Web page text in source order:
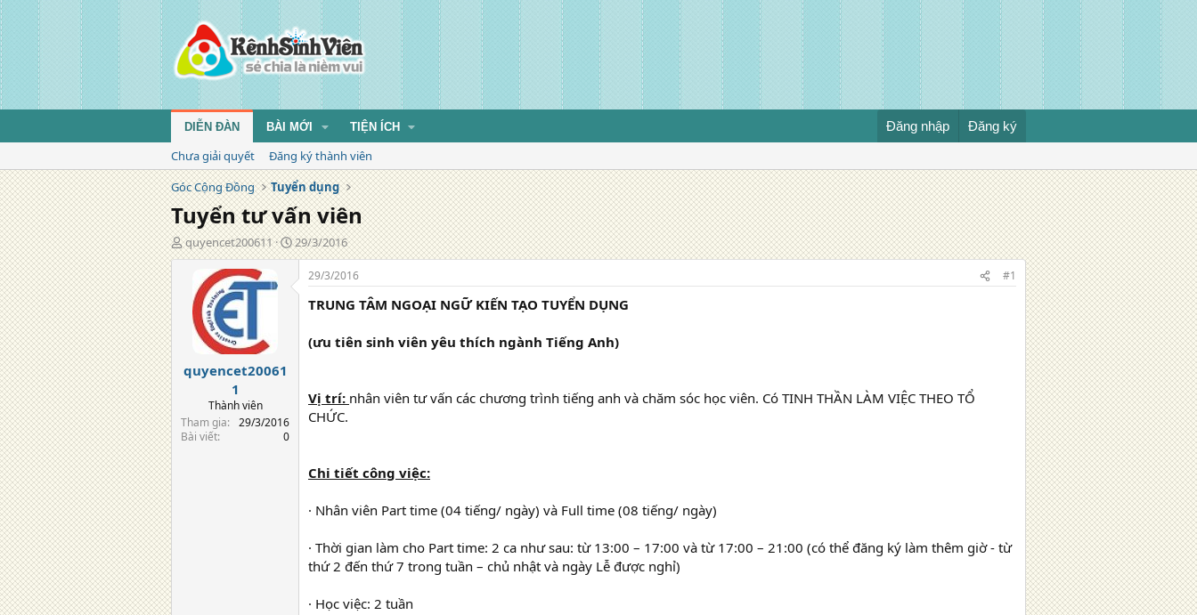
DIỄN ĐÀN BÀI MỚI TIỆN ÍCH Đăng nhập Đăng ký
Chưa giải quyết
Đăng ký thành viên
Góc Cộng Đồng
Tuyển dụng
Tuyển tư vấn viên
T
á
quyencet200611
N
g
y
29/3/2016
quyencet20061
1
Thành viên
Tham gia
29/3/2016
Bài viết
0
29/3/2016 #1
TRUNG TÂM NGOẠI NGỮ KIẾN TẠO TUYỂN DỤNG
(ưu tiên sinh viên yêu thích ngành Tiếng Anh)
Vị trí: nhân viên tư vấn các chương trình tiếng anh và chăm sóc học viên. Có TINH THẦN LÀM VIỆC THEO TỔ
CHỨC.
Chi tiết công việc:
· Nhân viên Part time (04 tiếng/ ngày) và Full time (08 tiếng/ ngày)
· Thời gian làm cho Part time: 2 ca như sau: từ 13:00 – 17:00 và từ 17:00 – 21:00 (có thể đăng ký làm thêm giờ - từ
thứ 2 đến thứ 7 trong tuần – chủ nhật và ngày Lễ được nghỉ)
· Học việc: 2 tuần